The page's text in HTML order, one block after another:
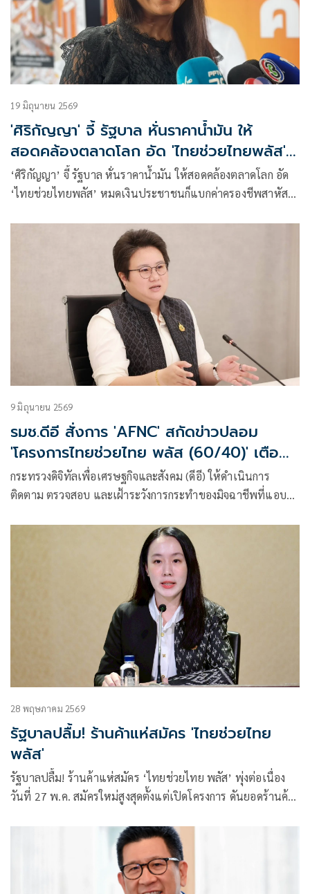
19 มิถุนายน 2569
'ศิริกัญญา' จี้ รัฐบาล หั่นราคาน้ำมัน ให้
สอดคล้องตลาดโลก อัด 'ไทยช่วยไทยพลัส'
ไม่ยั่งยืน
‘ศิริกัญญา’ จี้ รัฐบาล หั่นราคาน้ำมัน ให้สอดคล้องตลาดโลก อัด
‘ไทยช่วยไทยพลัส’ หมดเงินประชาชนก็แบกค่าครองชีพสาหัส
9 มิถุนายน 2569
รมช.ดีอี สั่งการ 'AFNC' สกัดข่าวปลอม
'โครงการไทยช่วยไทย พลัส (60/40)' เตือน
ปชช. ระวัง SMS-ลิงก์ปลอม หลอกลงทะเบียน
กระทรวงดิจิทัลเพื่อเศรษฐกิจและสังคม (ดีอี) ให้ดำเนินการ
ติดตาม ตรวจสอบ และเฝ้าระวังการกระทำของมิจฉาชีพที่แอบ
ช่องทางในการก่ออาชญากรรมออนไลน์ โดยตนได้สั่งการให้ศูนย์
ต่อต้านข่าวปลอม ประเทศไทย (Anti-Fake News Center) หรือ
AFNC ดำเนินมาตรการเชิงรุก ติดตาม ตรวจสอบ และเฝ้าระวัง
การแอบอ้างของมิจฉาชีพอย่างเข้มข้น
28 พฤษภาคม 2569
รัฐบาลปลื้ม! ร้านค้าแห่สมัคร 'ไทยช่วยไทย
พลัส'
รัฐบาลปลื้ม! ร้านค้าแห่สมัคร ‘ไทยช่วยไทย พลัส’ พุ่งต่อเนื่อง
วันที่ 27 พ.ค. สมัครใหม่สูงสุดตั้งแต่เปิดโครงการ ดันยอดร้านค้า